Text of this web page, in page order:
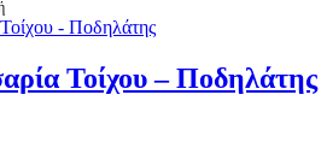
Τοίχου – Ποδηλάτης